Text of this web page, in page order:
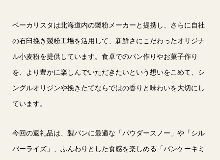
ベーカリスタは北海道内の製粉メーカーと提携し、さらに自社
の石臼挽き製粉工場を活用して、新鮮さにこだわったオリジナ
ル小麦粉を提供しています。食卓でのパン作りやお菓子作り
を、より豊かに楽しんでいただきたいという想いをこめて、シ
ングルオリジンや挽きたてならではの香りと味わいを大切にし
ています。
今回の返礼品は、製パンに最適な「パウダースノー」や「シル
バーライズ」、ふんわりとした食感を楽しめる「パンケーキミ